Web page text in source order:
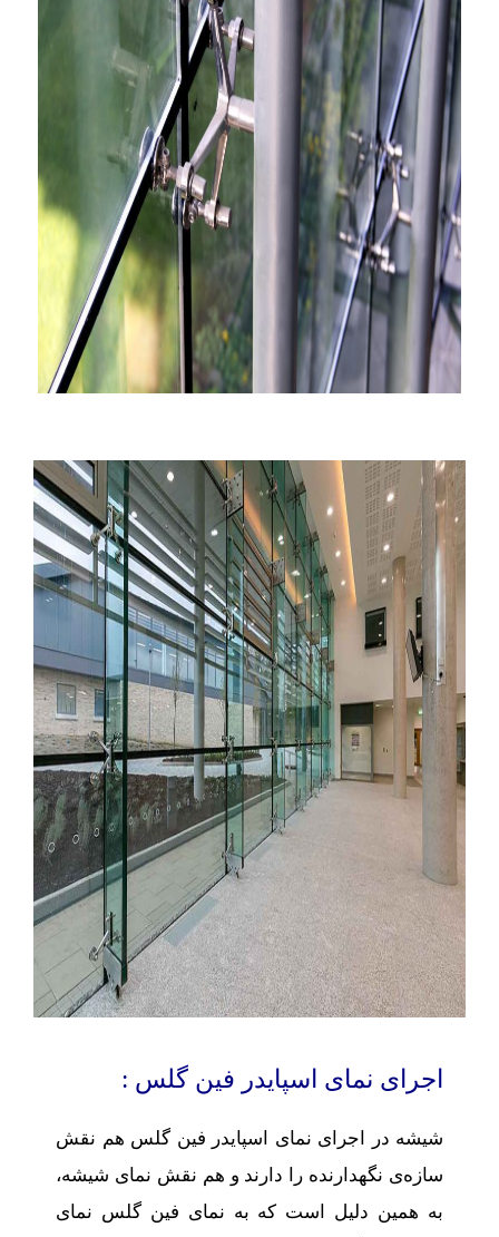
اجرای نمای اسپایدر فین گلس :
شیشه در اجرای نمای اسپایدر فین گلس هم نقش
سازه‌ی نگهدارنده را دارند و هم نقش نمای شیشه‌،
به همین دلیل است که به نمای فین گلس نمای